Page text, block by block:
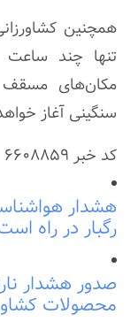
همچنین
تنها چند
مکان‌های مسقف
سنگینی آغاز
کد خبر 6608859
هشدار
رگبار در راه
صدور هشدار
محصولات کشاورزی